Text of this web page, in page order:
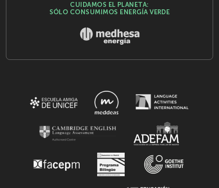
CUIDAMOS EL PLANETA:
SÓLO CONSUMIMOS ENERGÍA VERDE